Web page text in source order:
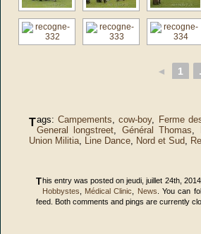
◄ 1
Tags: Campements,cow-boy, Ferme
General longstreet, Général Thomas,
Union Militia, Line Dance, Nord et Sud,
This entry was posted on jeudi, juillet 24th,
Hobbystes
Médical Clinic News . You can
feed. Both comments and pings are currently